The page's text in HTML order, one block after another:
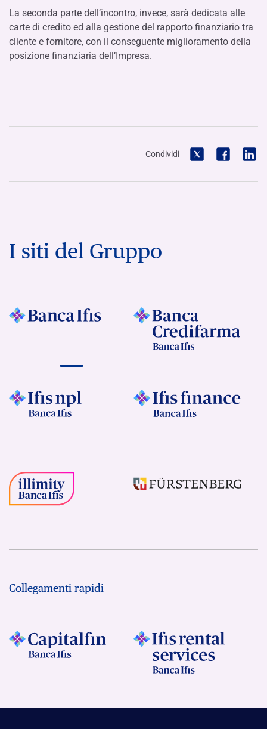
La seconda parte dell’incontro, invece, sarà dedicata alle
carte di credito ed alla gestione del rapporto finanziario tra
cliente e fornitore, con il conseguente miglioramento della
posizione finanziaria dell’Impresa.
Condividi
I siti del Gruppo
Collegamenti rapidi